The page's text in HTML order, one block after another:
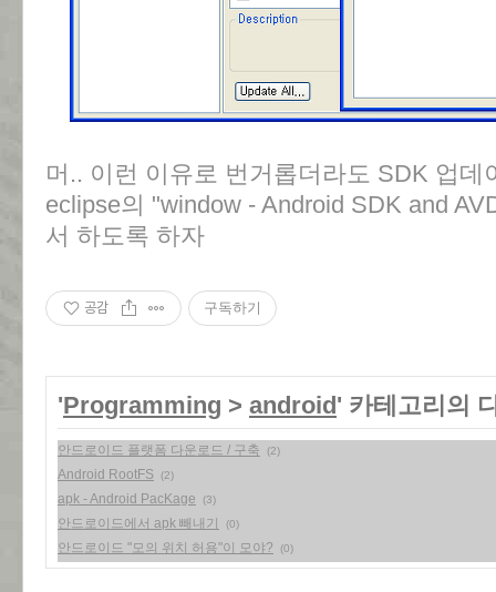
머.. 이런 이유로 번거롭더라도 SDK 업데
eclipse의 "window - Android SDK and
서 하도록 하자
공감 구독하기
'Programming > android' 카테고리의
안드로이드 플랫폼 다운로드 / 구축 (2)
Android RootFS (2)
apk - Android PacKage (3)
안드로이드에서 apk 빼내기 (0)
안드로이드 "모의 위치 허용"이 모야? (0)